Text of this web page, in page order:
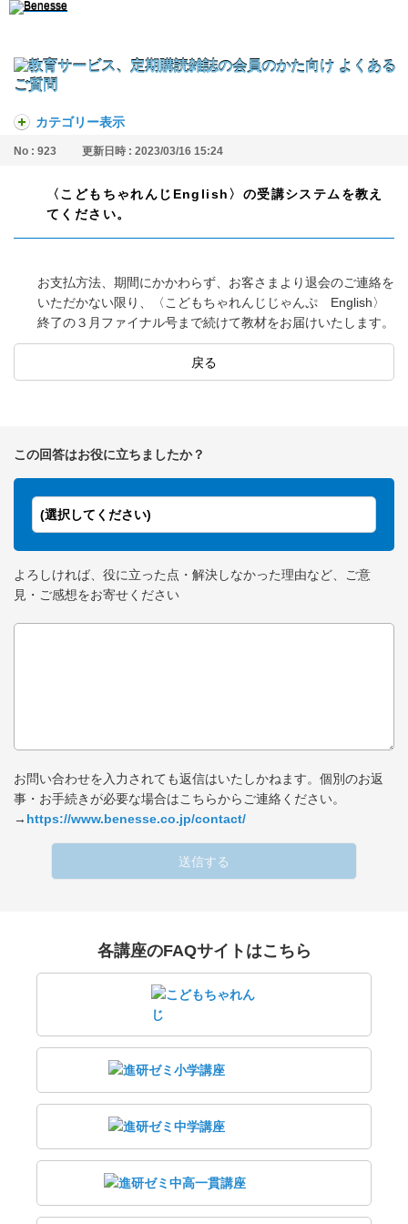
カテゴリー表示
No : 923 更新日時 : 2023/03/16 15:24
〈こどもちゃれんじEnglish〉の受講システムを教え
てください。
お支払方法、期間にかかわらず、お客さまより退会のご連絡を
いただかない限り、〈こどもちゃれんじじゃんぷ English〉
終了の３月ファイナル号まで続けて教材をお届けいたします。
戻る
この回答はお役に立ちましたか？
(選択してください)
よろしければ、役に立った点・解決しなかった理由など、ご意
見・ご感想をお寄せください
お問い合わせを入力されても返信はいたしかねます。個別のお返
事・お手続きが必要な場合はこちらからご連絡ください。
→ https://www.benesse.co.jp/contact/
送信する
各講座のFAQサイトはこちら